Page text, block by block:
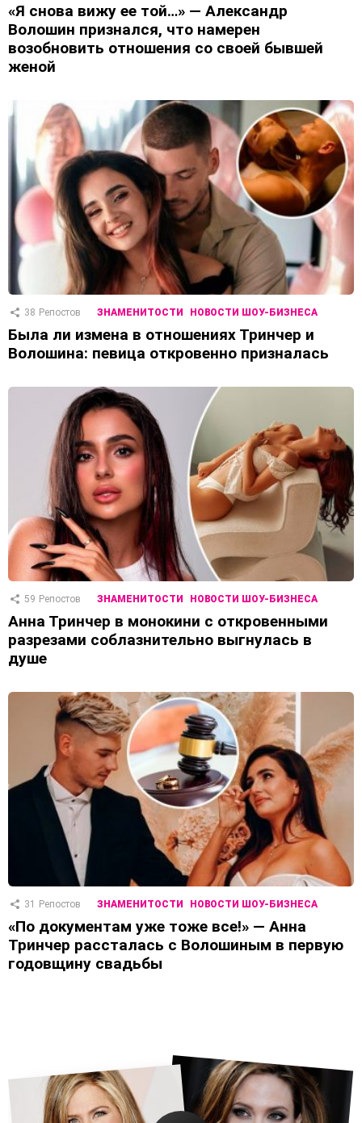
«Я снова вижу ее той…» — Александр
Волошин признался, что намерен
возобновить отношения со своей бывшей
женой
38 Репостов ЗНАМЕНИТОСТИ НОВОСТИ ШОУ-БИЗНЕСА
Была ли измена в отношениях Тринчер и
Волошина: певица откровенно призналась
59 Репостов ЗНАМЕНИТОСТИ НОВОСТИ ШОУ-БИЗНЕСА
Анна Тринчер в монокини с откровенными
разрезами соблазнительно выгнулась в
душе
31 Репостов ЗНАМЕНИТОСТИ НОВОСТИ ШОУ-БИЗНЕСА
«По документам уже тоже все!» — Анна
Тринчер рассталась с Волошиным в первую
годовщину свадьбы